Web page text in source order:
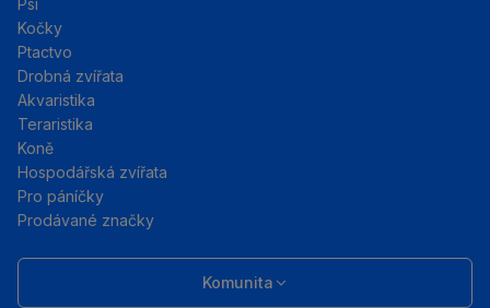
Psi
Kočky
Ptactvo
Drobná zvířata
Akvaristika
Teraristika
Koně
Hospodářská zvířata
Pro páníčky
Prodávané značky
Komunita